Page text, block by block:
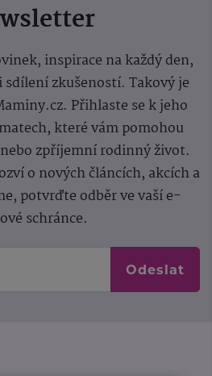
inspirace na každý den,
zkušeností. Takový je
Přihlaste se k jeho
které vám pomohou
zpříjemní rodinný život.
o nových článcích, akcích a
potvrďte odběr ve vaší e-
schránce.
Odeslat